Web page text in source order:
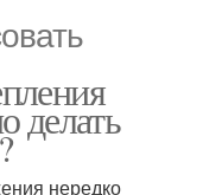
делать
нередко